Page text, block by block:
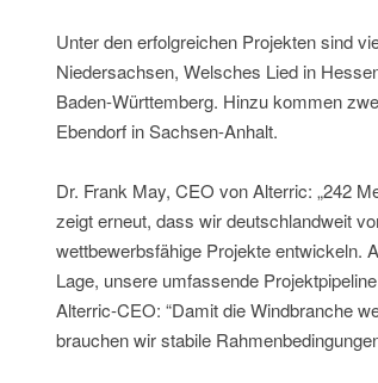
Unter den erfolgreichen Projekten sind
Niedersachsen, Welsches Lied in
Baden-Württemberg. Hinzu kommen
Ebendorf in Sachsen-Anhalt.
Dr. Frank May, CEO von Alterric: „242
zeigt erneut, dass wir deutschlandweit
wettbewerbsfähige Projekte entwickeln.
Lage, unsere umfassende
Alterric-CEO: “Damit die Windbranche
brauchen wir stabile